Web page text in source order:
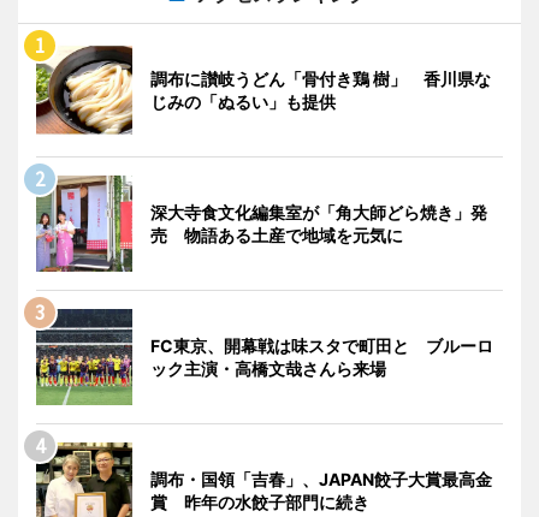
調布に讃岐うどん「骨付き鶏 樹」 香川県な
じみの「ぬるい」も提供
深大寺食文化編集室が「角大師どら焼き」発
売 物語ある土産で地域を元気に
FC東京、開幕戦は味スタで町田と ブルーロ
ック主演・高橋文哉さんら来場
調布・国領「吉春」、JAPAN餃子大賞最高金
賞 昨年の水餃子部門に続き